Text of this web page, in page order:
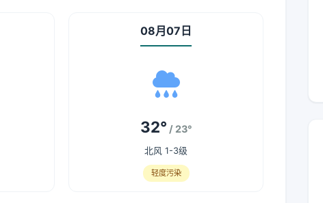
08月07日
32° / 23°
北风 1-3级
轻度污染